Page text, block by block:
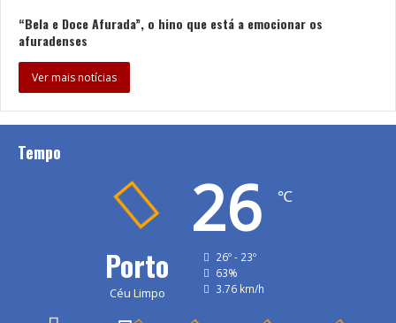
“Bela e Doce Afurada”, o hino que está a emocionar os
afuradenses
Ver mais notícias
Tempo
Porto
Céu Limpo
26 ℃
26º - 23º
63%
3.76 km/h